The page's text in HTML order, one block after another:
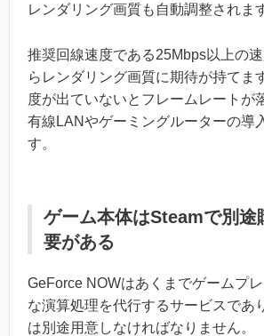
レンダリング画質も自動調整されま
推奨回線速度である25Mbps以上の
らレンダリング画質に期待が持てま
度が出ていないとフレームレートが
有線LANやゲーミングルーターの導
す。
ゲーム本体はSteamで別途
要がある
GeForce NOWはあくまでゲームプ
な演算処理を代行するサービスであ
は別途用意しなければなりません。